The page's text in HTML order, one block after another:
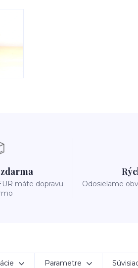
máte dopravu
Odosielame
Parametre